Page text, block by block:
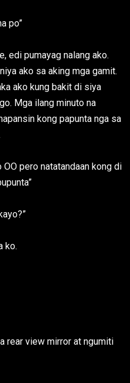
po”
edi pumayag nalang ako.
ako sa aking mga gamit.
ako kung bakit di siya
Mga ilang minuto na
kong papunta nga sa
pero natatandaan kong di
ko.
rear view mirror at ngumiti